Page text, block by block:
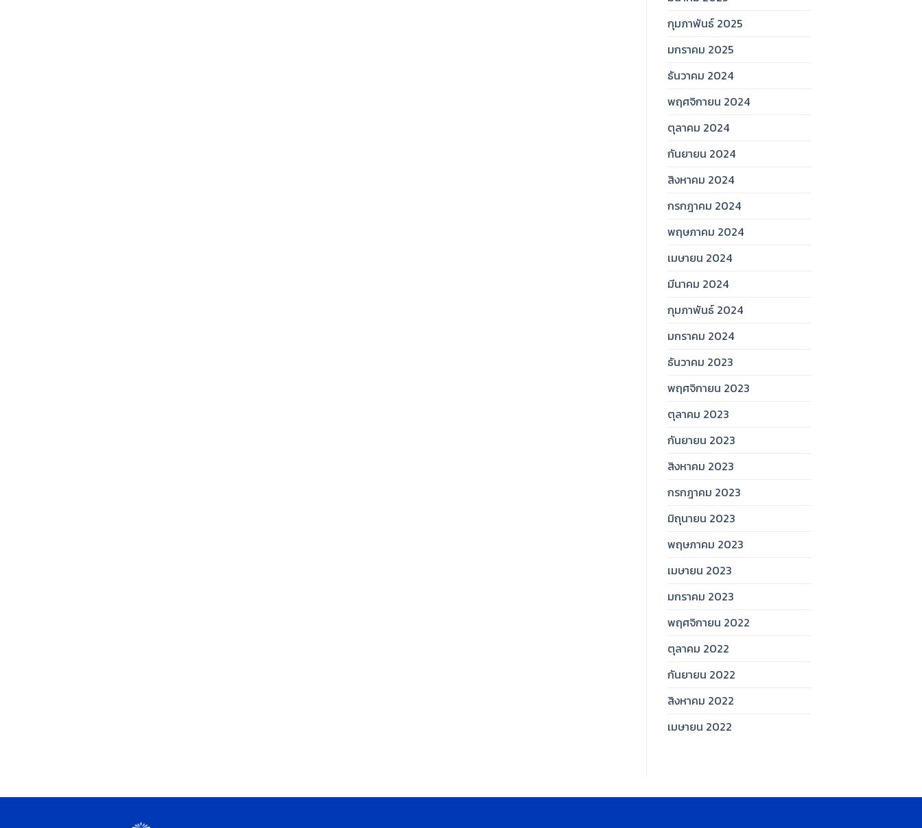
กุมภาพันธ์ 2025
มกราคม 2025
ธันวาคม 2024
พฤศจิกายน 2024
ตุลาคม 2024
กันยายน 2024
สิงหาคม 2024
กรกฎาคม 2024
พฤษภาคม 2024
เมษายน 2024
มีนาคม 2024
กุมภาพันธ์ 2024
มกราคม 2024
ธันวาคม 2023
พฤศจิกายน 2023
ตุลาคม 2023
กันยายน 2023
สิงหาคม 2023
กรกฎาคม 2023
มิถุนายน 2023
พฤษภาคม 2023
เมษายน 2023
มกราคม 2023
พฤศจิกายน 2022
ตุลาคม 2022
กันยายน 2022
สิงหาคม 2022
เมษายน 2022